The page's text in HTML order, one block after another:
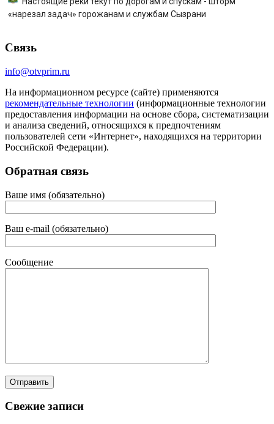
«нарезал задач» горожанам и службам Сызрани
Связь
info@otvprim.ru
На информационном ресурсе (сайте) применяются
рекомендательные технологии (информационные технологии
предоставления информации на основе сбора, систематизации
и анализа сведений, относящихся к предпочтениям
пользователей сети «Интернет», находящихся на территории
Российской Федерации).
Обратная связь
Ваше имя (обязательно)
Ваш e-mail (обязательно)
Сообщение
Свежие записи